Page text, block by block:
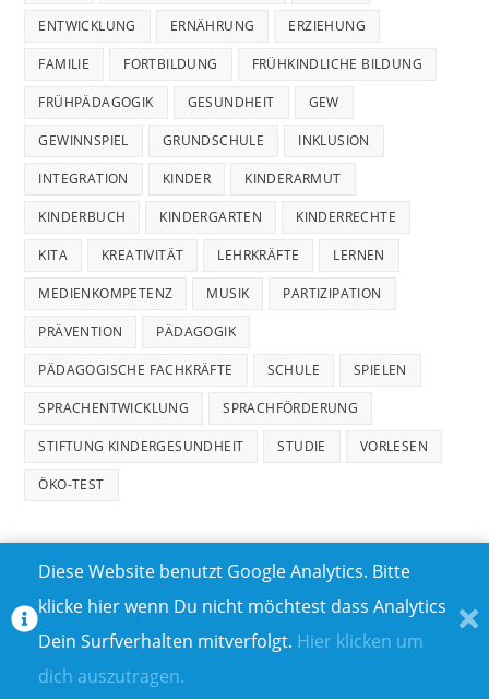
ENTWICKLUNG ERNÄHRUNG ERZIEHUNG
FAMILIE FORTBILDUNG FRÜHKINDLICHE BILDUNG
FRÜHPÄDAGOGIK GESUNDHEIT GEW
GEWINNSPIEL GRUNDSCHULE INKLUSION
INTEGRATION KINDER KINDERARMUT
KINDERBUCH KINDERGARTEN KINDERRECHTE
KITA KREATIVITÄT LEHRKRÄFTE LERNEN
MEDIENKOMPETENZ MUSIK PARTIZIPATION
PRÄVENTION PÄDAGOGIK
PÄDAGOGISCHE FACHKRÄFTE SCHULE SPIELEN
SPRACHENTWICKLUNG SPRACHFÖRDERUNG
STIFTUNG KINDERGESUNDHEIT STUDIE VORLESEN
ÖKO-TEST
TEILNAHMEBEDINGUNGEN FÜR GEWINNSPIELE
IMPRESSUM
ÜBER UNS I
Diese Website benutzt Google Analytics. Bitte
klicke hier wenn Du nicht möchtest dass Analytics
Dein Surfverhalten mitverfolgt. Hier klicken um
dich auszutragen.